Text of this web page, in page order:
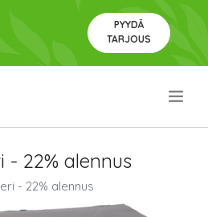
PYYDÄ
TARJOUS
- 22% alennus
- 22% alennus